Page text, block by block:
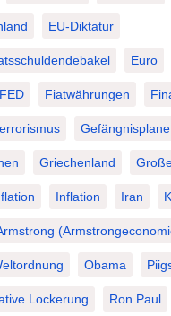
EU-Diktatur
Euro
FED Fiatwährungen
Griechenland
Inflation Iran
Obama
Lockerung Ron Paul